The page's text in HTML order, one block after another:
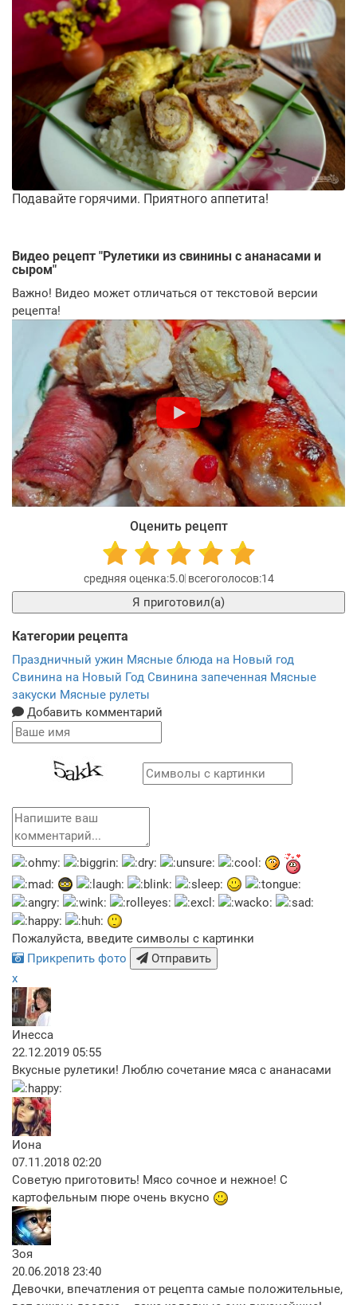
Подавайте горячими. Приятного аппетита!
Видео рецепт "Рулетики из свинины с ананасами и
сыром"
Важно! Видео может отличаться от текстовой версии
рецепта!
Оценить рецепт
5.0 14
Я приготовил(а)
Категории рецепта
Праздничный ужин Мясные блюда на Новый год
Свинина на Новый Год Свинина запеченная Мясные
закуски Мясные рулеты
Добавить комментарий
Пожалуйста, введите символы с картинки
Прикрепить фото
Отправить
x
Инесса
22.12.2019 05:55
Вкусные рулетики! Люблю сочетание мяса с ананасами
Иона
07.11.2018 02:20
Советую приготовить! Мясо сочное и нежное! С
картофельным пюре очень вкусно
Зоя
20.06.2018 23:40
Девочки, впечатления от рецепта самые положительные,